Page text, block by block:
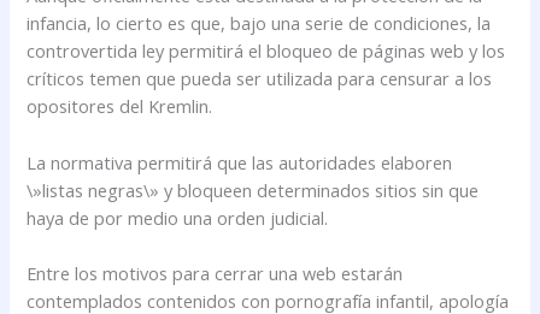
infancia, lo cierto es que, bajo una serie de condiciones, la
controvertida ley permitirá el bloqueo de páginas web y los
críticos temen que pueda ser utilizada para censurar a los
opositores del Kremlin.
La normativa permitirá que las autoridades elaboren
\»listas negras\» y bloqueen determinados sitios sin que
haya de por medio una orden judicial.
Entre los motivos para cerrar una web estarán
contemplados contenidos con pornografía infantil, apología